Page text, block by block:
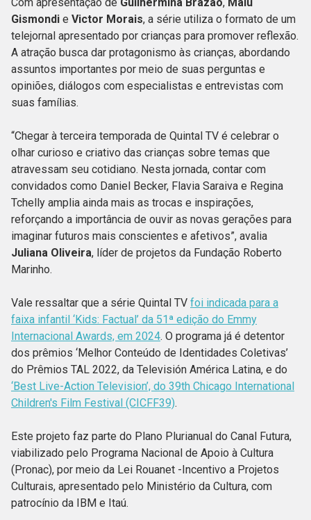
Com apresentação de Guilhermina Brazão, Malu
Gismondi e Victor Morais, a série utiliza o formato de um
telejornal apresentado por crianças para promover reflexão.
A atração busca dar protagonismo às crianças, abordando
assuntos importantes por meio de suas perguntas e
opiniões, diálogos com especialistas e entrevistas com
suas famílias.
“Chegar à terceira temporada de Quintal TV é celebrar o
olhar curioso e criativo das crianças sobre temas que
atravessam seu cotidiano. Nesta jornada, contar com
convidados como Daniel Becker, Flavia Saraiva e Regina
Tchelly amplia ainda mais as trocas e inspirações,
reforçando a importância de ouvir as novas gerações para
imaginar futuros mais conscientes e afetivos”, avalia
Juliana Oliveira, líder de projetos da Fundação Roberto
Marinho.
Vale ressaltar que a série Quintal TV foi indicada para a
faixa infantil ‘Kids: Factual’ da 51ª edição do Emmy
Internacional Awards, em 2024. O programa já é detentor
dos prêmios ‘Melhor Conteúdo de Identidades Coletivas’
do Prêmios TAL 2022, da Televisión América Latina, e do
‘Best Live-Action Television’, do 39th Chicago International
Children's Film Festival (CICFF39).
Este projeto faz parte do Plano Plurianual do Canal Futura,
viabilizado pelo Programa Nacional de Apoio à Cultura
(Pronac), por meio da Lei Rouanet -Incentivo a Projetos
Culturais, apresentado pelo Ministério da Cultura, com
patrocínio da IBM e Itaú.